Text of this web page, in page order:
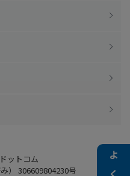
ットコム
） 306609804230号